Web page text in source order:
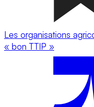
Les organisations
« bon TTIP »